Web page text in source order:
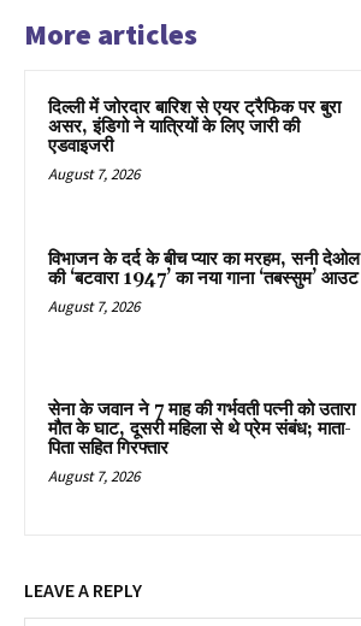
More articles
दिल्ली में जोरदार बारिश से एयर ट्रैफिक पर बुरा
असर, इंडिगो ने यात्रियों के लिए जारी की
एडवाइजरी
August 7, 2026
विभाजन के दर्द के बीच प्यार का मरहम, सनी देओल
की ‘बटवारा 1947’ का नया गाना ‘तबस्सुम’ आउट
August 7, 2026
सेना के जवान ने 7 माह की गर्भवती पत्नी को उतारा
मौत के घाट, दूसरी महिला से थे प्रेम संबंध; माता-
पिता सहित गिरफ्तार
August 7, 2026
LEAVE A REPLY